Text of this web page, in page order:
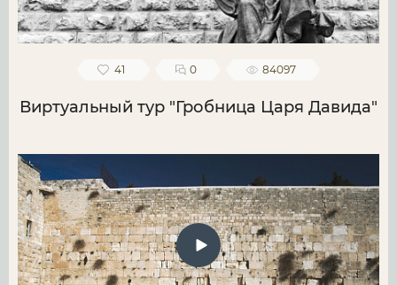
41 0 84097
Виртуальный тур "Гробница Царя Давида"